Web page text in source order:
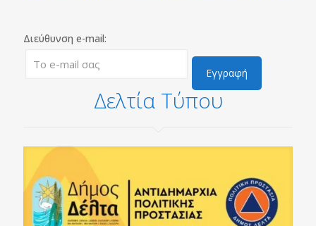
Διεύθυνση e-mail:
Δελτία Τύπου